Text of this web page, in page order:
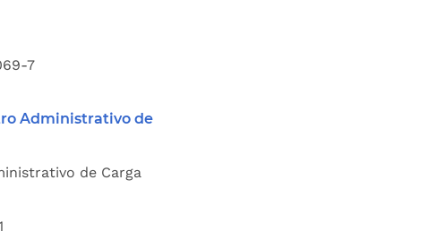
7
Administrativo de
de Carga